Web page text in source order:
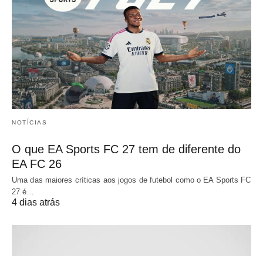
NOTÍCIAS
O que EA Sports FC 27 tem de diferente do
EA FC 26
Uma das maiores críticas aos jogos de futebol como o EA Sports FC
27 é…
4 dias atrás